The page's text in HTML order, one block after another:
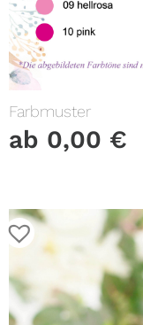
Farbmuster
ab 0,00 €